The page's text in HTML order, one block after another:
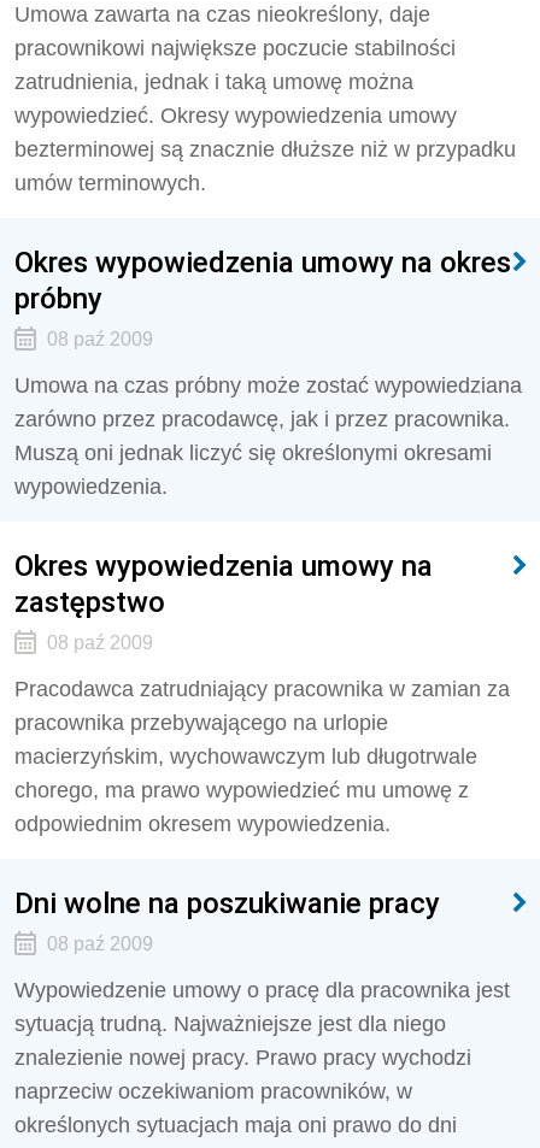
Umowa zawarta na czas nieokreślony, daje
pracownikowi największe poczucie stabilności
zatrudnienia, jednak i taką umowę można
wypowiedzieć. Okresy wypowiedzenia umowy
bezterminowej są znacznie dłuższe niż w przypadku
umów terminowych.
Okres wypowiedzenia umowy na okres
próbny
08 paź 2009
Umowa na czas próbny może zostać wypowiedziana
zarówno przez pracodawcę, jak i przez pracownika.
Muszą oni jednak liczyć się określonymi okresami
wypowiedzenia.
Okres wypowiedzenia umowy na
zastępstwo
08 paź 2009
Pracodawca zatrudniający pracownika w zamian za
pracownika przebywającego na urlopie
macierzyńskim, wychowawczym lub długotrwale
chorego, ma prawo wypowiedzieć mu umowę z
odpowiednim okresem wypowiedzenia.
Dni wolne na poszukiwanie pracy
08 paź 2009
Wypowiedzenie umowy o pracę dla pracownika jest
sytuacją trudną. Najważniejsze jest dla niego
znalezienie nowej pracy. Prawo pracy wychodzi
naprzeciw oczekiwaniom pracowników, w
określonych sytuacjach maja oni prawo do dni